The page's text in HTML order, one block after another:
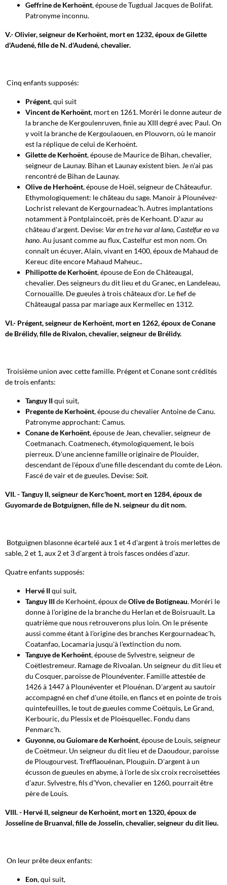
Geffrine de Kerhoënt, épouse de Tugdual Jacques de Bolifat.
Patronyme inconnu.
V.- Olivier, seigneur de Kerhoënt, mort en 1232, époux de Gilette
d'Audené, fille de N. d'Audené, chevalier.
Cinq enfants supposés:
Prégent, qui suit
Vincent de Kerhoënt, mort en 1261. Moréri le donne auteur de
la branche de Kergoulenruven, finie au XIII degré avec Paul. On
y voit la branche de Kergoulaouen, en Plouvorn, où le manoir
est la réplique de celui de Kerhoënt.
Gilette de Kerhoënt, épouse de Maurice de Bihan, chevalier,
seigneur de Launay. Bihan et Launay existent bien. Je n'ai pas
rencontré de Bihan de Launay.
Olive de Herhoënt, épouse de Hoël, seigneur de Châteaufur.
Ethymologiquement: le château du sage. Manoir à Plounévez-
Lochrist relevant de Kergournadeac'h. Autres implantations
notamment à Pontplaincoët, près de Kerhoant. D'azur au
château d'argent. Devise: Var en tre ha var al lano, Castelfur eo va
hano. Au jusant comme au flux, Castelfur est mon nom. On
connaît un écuyer, Alain, vivant en 1400, époux de Mahaud de
Kereuc dite encore Mahaud Maheuc..
Philipotte de Kerhoënt, épouse de Eon de Châteaugal,
chevalier. Des seigneurs du dit lieu et du Granec, en Landeleau,
Cornouaille. De gueules à trois châteaux d'or. Le fief de
Châteaugal passa par mariage aux Kermellec en 1312.
VI.- Prégent, seigneur de Kerhoënt, mort en 1262, époux de Conane
de Brélidy, fille de Rivalon, chevalier, seigneur de Brélidy.
Troisième union avec cette famille. Prégent et Conane sont crédités
de trois enfants:
Tanguy IIqui suit,
Pregente de Kerhoënt, épouse du chevalier Antoine de Canu.
Patronyme approchant: Camus.
Conane de Kerhoënt, épouse de Jean, chevalier, seigneur de
Coetmanach. Coatmenech, étymologiquement, le bois
pierreux. D'une ancienne famille originaire de Plouider,
descendant de l'époux d'une fille descendant du comte de Léon.
Fascé de vair et de gueules. Devise: Soit.
VII. - Tanguy II, seigneur de Kerc'hoent, mort en 1284, époux de
Guyomarde de Botguignen, fille de N. seigneur du dit nom.
Botguignen blasonne écartelé aux 1 et 4 d'argent à trois merlettes de
sable, 2 et 1, aux 2 et 3 d'argent à trois fasces ondées d'azur.
Quatre enfants supposés:
Hervé IIqui suit,
Tanguy IIIde Kerhoënt, époux deOlive de Botigneau. Moréri le
donne à l'origine de la branche du Herlan et de Boisruault. La
quatrième que nous retrouverons plus loin. On le présente
aussi comme étant à l'origine des branches Kergournadeac'h,
Coatanfao, Locamaria jusqu'à l'extinction du nom.
Tanguye de Kerhoënt, épouse de Sylvestre, seigneur de
Coëtlestremeur. Ramage de Rivoalan. Un seigneur du dit lieu et
du Cosquer, paroisse de Plounéventer. Famille attestée de
1426 à 1447 à Plounéventer et Plouénan. D'argent au sautoir
accompagné en chef d'une étoile, en flancs et en pointe de trois
quintefeuilles, le tout de gueules comme Coëtquis, Le Grand,
Kerbouric, du Plessix et de Ploësquellec. Fondu dans
Penmarc'h.
Guyonne, ou Guiomare de Kerhoënt, épouse de Louis, seigneur
de Coëtmeur. Un seigneur du dit lieu et de Daoudour, paroisse
de Plougourvest. Trefflaouénan, Plouguin. D'argent à un
écusson de gueules en abyme, à l'orle de six croix recroisettées
d'azur. Sylvestre, fils d'Yvon, chevalier en 1260, pourrait être
père de Louis.
VIII. - Hervé II, seigneur de Kerhoënt, mort en 1320, époux de
Josseline de Bruanval, fille de Josselin, chevalier, seigneur du dit lieu.
On leur prête deux enfants:
Eon, qui suit,